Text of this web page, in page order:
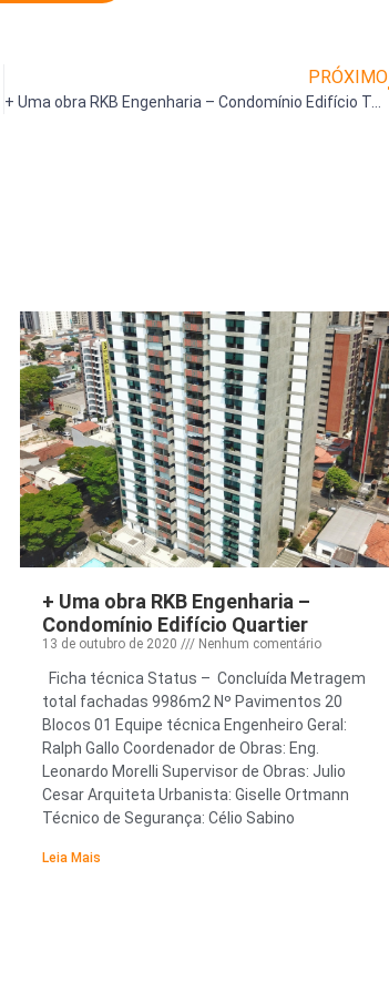
PRÓXIMO
+ Uma obra RKB Engenharia – Condomínio Edifício Terraços Alto da Lapa
+ Uma obra RKB Engenharia –
Condomínio Edifício Quartier
13 de outubro de 2020 Nenhum comentário
Ficha técnica Status – Concluída Metragem
total fachadas 9986m2 Nº Pavimentos 20
Blocos 01 Equipe técnica Engenheiro Geral:
Ralph Gallo Coordenador de Obras: Eng.
Leonardo Morelli Supervisor de Obras: Julio
Cesar Arquiteta Urbanista: Giselle Ortmann
Técnico de Segurança: Célio Sabino
Leia Mais